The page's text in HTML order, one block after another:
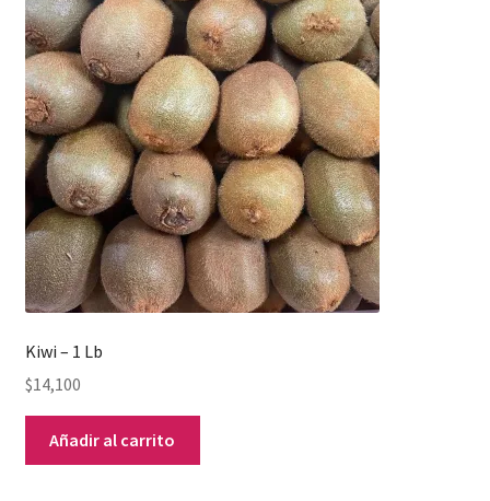
Kiwi – 1 Lb
$14,100
Añadir al carrito